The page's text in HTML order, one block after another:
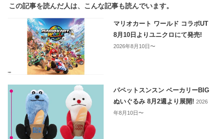
この記事を読んだ人は、こんな記事も読んでいます。
マリオカート ワールド コラボUT
8月10日よりユニクロにて発売!
2026年8月10日〜
パペットスンスン ベーカリーBIG
ぬいぐるみ 8月2週より展開!2026
年8月10日〜